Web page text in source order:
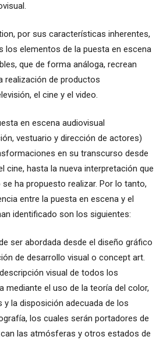
por sus características inherentes,
los elementos de la puesta en escena
que de forma análoga, recrean
realización de productos
el cine y el video.
en escena audiovisual
vestuario y dirección de actores)
en su transcurso desde
cine, hasta la nueva interpretación que
ha propuesto realizar. Por lo tanto,
entre la puesta en escena y el
identificado son los siguientes:
ser abordada desde el diseño gráfico
de desarrollo visual o concept art.
visual de todos los
mediante el uso de la teoría del color,
la disposición adecuada de los
los cuales serán portadores de
las atmósferas y otros estados de